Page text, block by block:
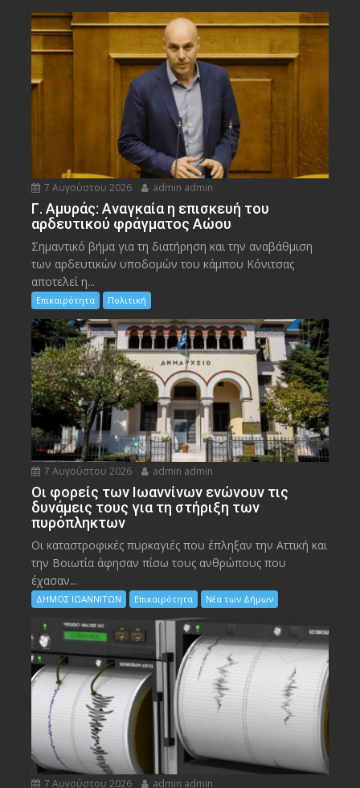
7 Αυγούστου 2026 admin admin
Γ. Αμυράς: Αναγκαία η επισκευή του
αρδευτικού φράγματος Αώου
Σημαντικό βήμα για τη διατήρηση και την αναβάθμιση
των αρδευτικών υποδομών του κάμπου Κόνιτσας
αποτελεί η...
Επικαιρότητα Πολιτική
7 Αυγούστου 2026 admin admin
Οι φορείς των Ιωαννίνων ενώνουν τις
δυνάμεις τους για τη στήριξη των
πυρόπληκτων
Οι καταστροφικές πυρκαγιές που έπληξαν την Αττική και
την Bοιωτία άφησαν πίσω τους ανθρώπους που
έχασαν...
ΔΗΜΟΣ ΙΩΑΝΝΙΤΩΝ Επικαιρότητα Νέα των Δήμων
7 Αυγούστου 2026 admin admin